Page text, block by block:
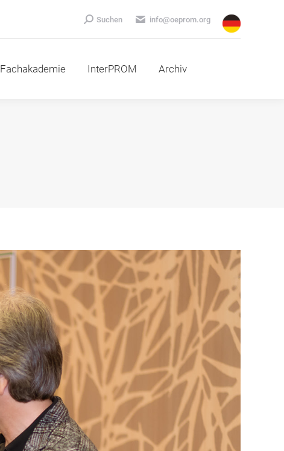
Search:Suchen info@oeprom.org
Fachakademie InterPROM Archiv
InterPROM Archiv